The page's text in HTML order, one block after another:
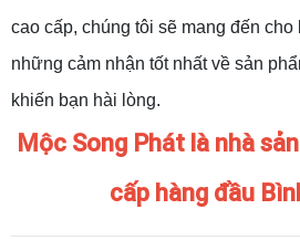
cao cấp, chúng tôi sẽ mang đến cho
những cảm nhận tốt nhất về sản
khiến bạn hài lòng.
Mộc Song Phát là nhà
cấp hàng đầu